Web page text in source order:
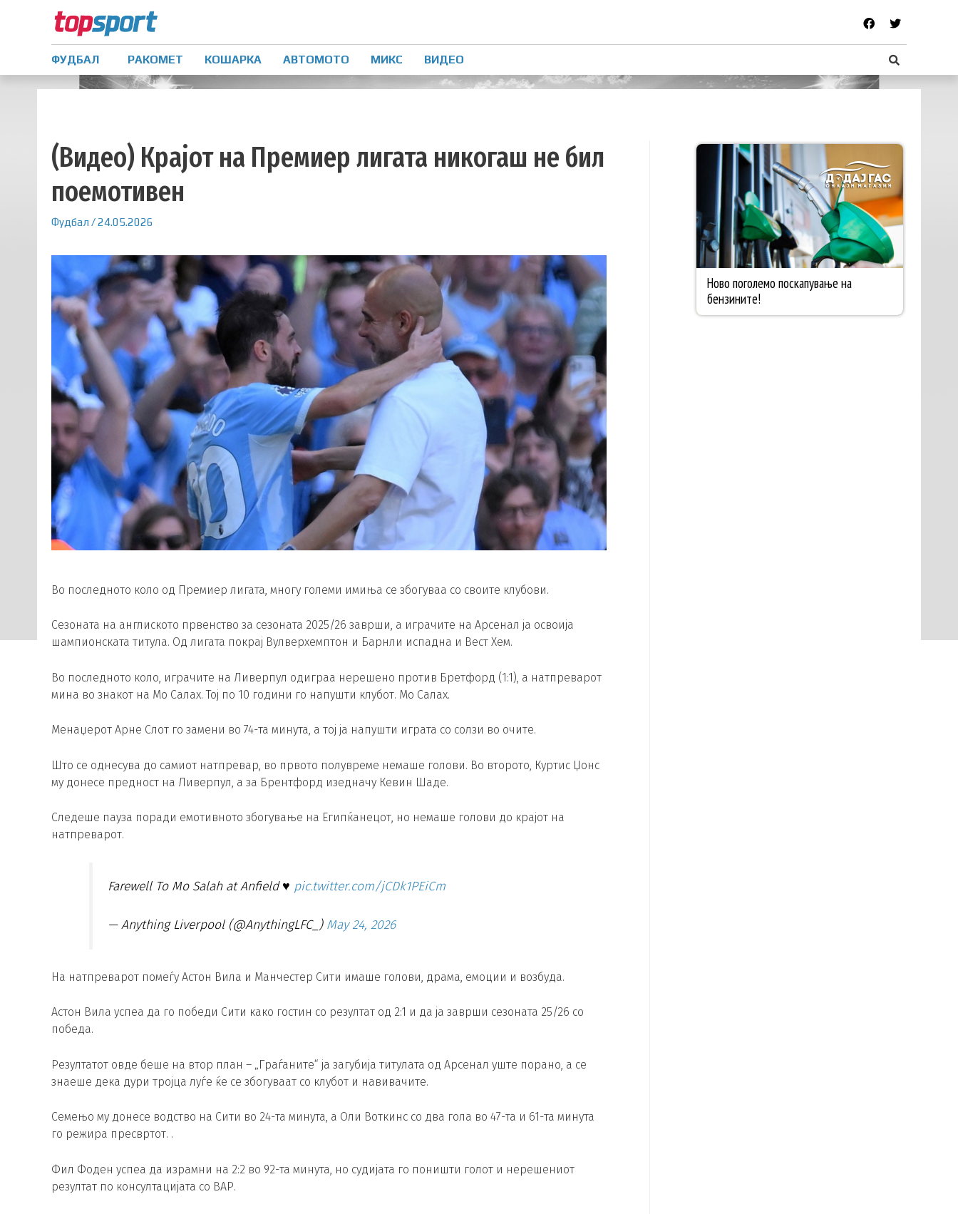
ФУДБАЛ РАКОМЕТ КОШАРКА АВТОМОТО МИКС ВИДЕО
(Видео) Крајот на Премиер лигата никогаш не бил
поемотивен
Фудбал /24.05.2026
Во последното коло од Премиер лигата, многу големи имиња се збогуваа со своите клубови.
Сезоната на англиското првенство за сезоната 2025/26 заврши, а играчите на Арсенал ја освоија
шампионската титула. Од лигата покрај Вулверхемптон и Барнли испадна и Вест Хем.
Во последното коло, играчите на Ливерпул одиграа нерешено против Бретфорд (1:1), а натпреварот
мина во знакот на Мо Салах. Тој по 10 години го напушти клубот. Мо Салах.
Менаџерот Арне Слот го замени во 74-та минута, а тој ја напушти играта со солзи во очите.
Што се однесува до самиот натпревар, во првото полувреме немаше голови. Во второто, Куртис Џонс
му донесе предност на Ливерпул, а за Брентфорд изедначу Кевин Шаде.
Следеше пауза поради емотивното збогување на Египќанецот, но немаше голови до крајот на
натпреварот.
Farewell To Mo Salah at Anfield ♥️ pic.twitter.com/jCDk1PEiCm
— Anything Liverpool (@AnythingLFC_) May 24, 2026
На натпреварот помеѓу Астон Вила и Манчестер Сити имаше голови, драма, емоции и возбуда.
Астон Вила успеа да го победи Сити како гостин со резултат од 2:1 и да ја заврши сезоната 25/26 со
победа.
Резултатот овде беше на втор план – „Граѓаните“ ја загубија титулата од Арсенал уште порано, а се
знаеше дека дури тројца луѓе ќе се збогуваат со клубот и навивачите.
Семењо му донесе водство на Сити во 24-та минута, а Оли Воткинс со два гола во 47-та и 61-та минута
го режира пресвртот. .
Фил Фоден успеа да израмни на 2:2 во 92-та минута, но судијата го поништи голот и нерешениот
резултат по консултацијата со ВАР.